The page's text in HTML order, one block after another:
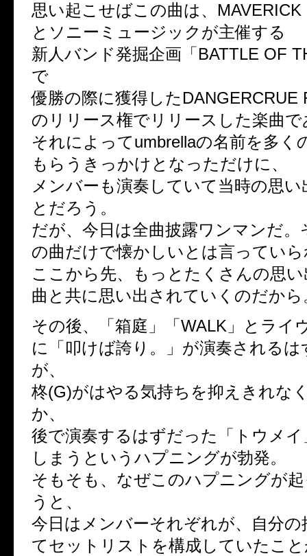
思い起こせばこの曲は、MAVERICK
とソニーミュージックが主催する
新人バンド発掘企画「BATTLE OF
で
優勝の際に獲得したDANGERCRUE
のリリース権でリリースした楽曲で
それによってumbrellaの名前を多く
もらうきっかけとなっただけに、
メンバーも演奏していて当時の思
とだろう。
だが、今日は全曲披露ワンマンだ。
の曲だけで懐かしいとは言ってい
ここから先、もっとたくさんの思
曲と共に思い出されていくのだから
その後、「箱庭」「WALK」とライ
に「叩けば誇り。」が演奏される
が、
柊(G)がはやる気持ちを抑えきれな
か、
後で演奏するはずだった「トウメ
しまうというハプニングが勃発。
そもそも、なぜこのハプニングが
うと、
今日はメンバーそれぞれが、自分の
てセットリストを構成していたこ